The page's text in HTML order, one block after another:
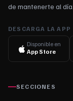
de mantenerte al día.
DESCARGA LA APP
Disponible en
App Store
SECCIONES